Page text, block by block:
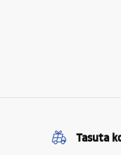
Tasuta